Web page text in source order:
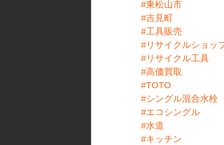
#東松山市
#吉見町
#工具販売
#リサイクルショッ
#リサイクル工具
#高価買取
#TOTO
#シングル混合水栓
#エコシングル
#水道
#キッチン